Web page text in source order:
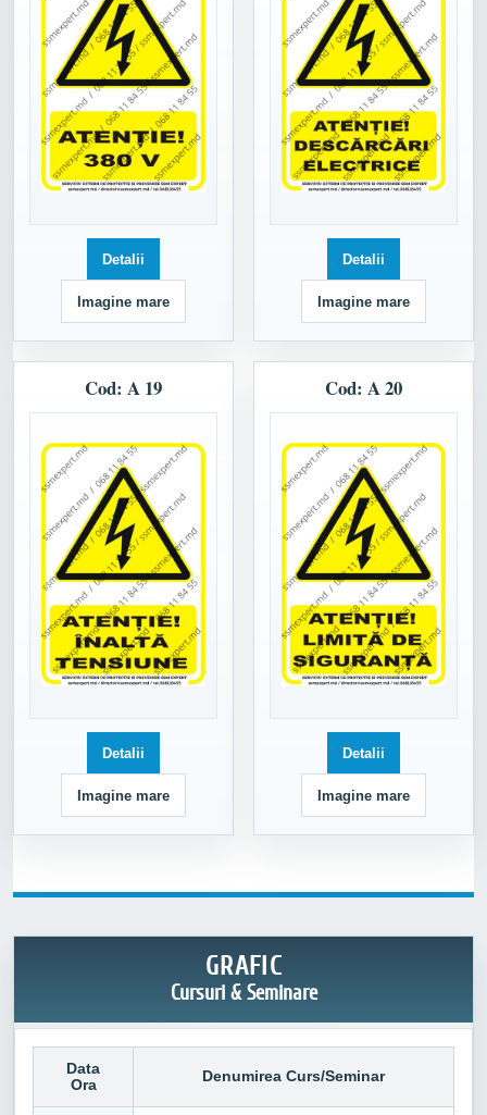
Detalii
Imagine mare
Detalii
Imagine mare
Cod: A 19
Detalii
Imagine mare
Cod: A 20
Detalii
Imagine mare
GRAFIC
Cursuri & Seminare
Data
Ora
Denumirea Curs/Seminar